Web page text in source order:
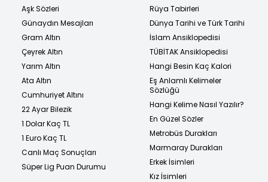
Aşk Sözleri
Günaydın Mesajları
Gram Altın
Çeyrek Altın
Yarım Altın
Ata Altın
Cumhuriyet Altını
22 Ayar Bilezik
1 Dolar Kaç TL
1 Euro Kaç TL
Canlı Maç Sonuçları
Süper Lig Puan Durumu
Rüya Tabirleri
Dünya Tarihi ve Türk Tarihi
İslam Ansiklopedisi
TÜBİTAK Ansiklopedisi
Hangi Besin Kaç Kalori
Eş Anlamlı Kelimeler
Sözlüğü
Hangi Kelime Nasıl Yazılır?
En Güzel Sözler
Metrobüs Durakları
Marmaray Durakları
Erkek İsimleri
Kız İsimleri